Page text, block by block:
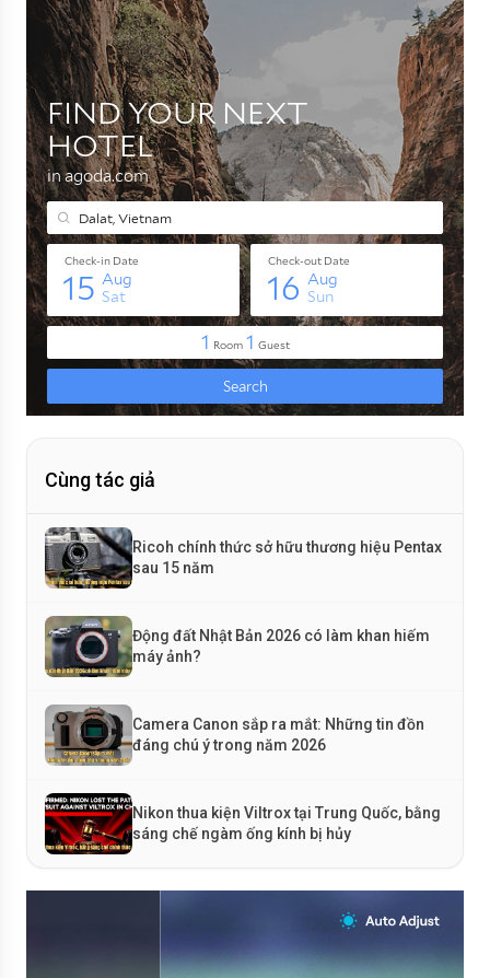
Cùng tác giả
Ricoh chính thức sở hữu thương hiệu Pentax
sau 15 năm
Động đất Nhật Bản 2026 có làm khan hiếm
máy ảnh?
Camera Canon sắp ra mắt: Những tin đồn
đáng chú ý trong năm 2026
Nikon thua kiện Viltrox tại Trung Quốc, bằng
sáng chế ngàm ống kính bị hủy